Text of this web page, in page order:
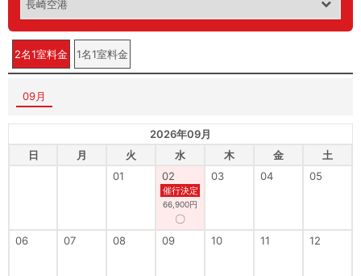
2名1室料金 1名1室料金
09月
2026年09月
日
月 火 水 木 金
土
01
02
催行決定
66,900円
〇
03 04 05
06 07 08 09 10 11 12